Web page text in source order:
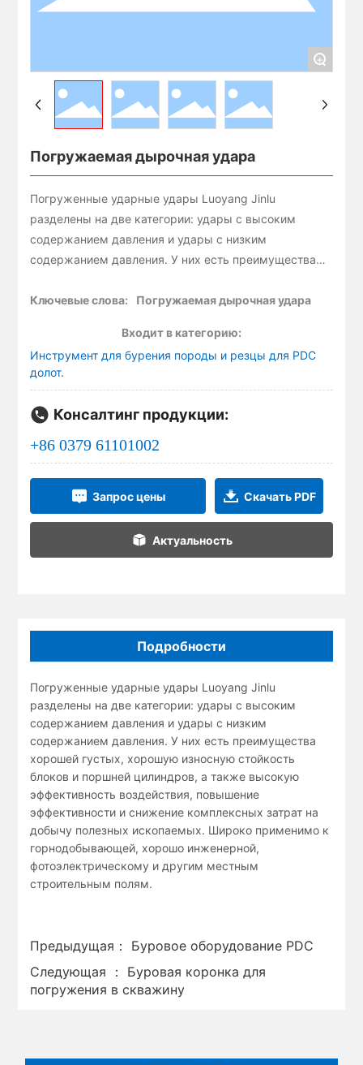
+
Погружаемая дырочная удара
Погруженные ударные удары Luoyang Jinlu
разделены на две категории: удары с высоким
содержанием давления и удары с низким
содержанием давления. У них есть преимущества
блоков и поршней цилиндров, а также высокую
эффективности и снижение комплексных затрат на
добычу полезных ископаемых. Широко применимо к
горнодобывающей, хорошо инженерной,
строительным полям.
Ключевые слова: Погружаемая дырочная удара
Входит в категорию:
Инструмент для бурения породы и резцы для PDC
долот.
Консалтинг продукции:
+86 0379 61101002
Запрос цены Скачать PDF
Актуальность
Подробности
Погруженные ударные удары Luoyang Jinlu
разделены на две категории: удары с высоким
содержанием давления и удары с низким
содержанием давления. У них есть преимущества
хорошей густых, хорошую износную стойкость
блоков и поршней цилиндров, а также высокую
эффективность воздействия, повышение
эффективности и снижение комплексных затрат на
добычу полезных ископаемых. Широко применимо к
горнодобывающей, хорошо инженерной,
фотоэлектрическому и другим местным
строительным полям.
Предыдущая： Буровое оборудование PDC
Следующая ： Буровая коронка для
погружения в скважину